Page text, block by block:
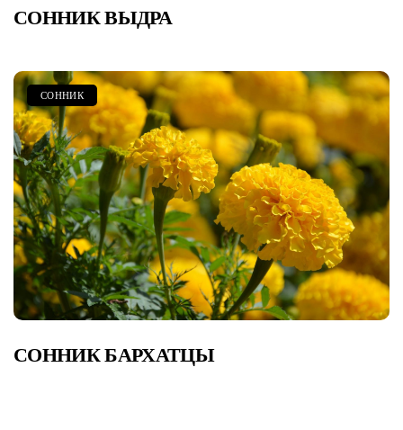
СОННИК ВЫДРА
СОННИК
СОННИК БАРХАТЦЫ